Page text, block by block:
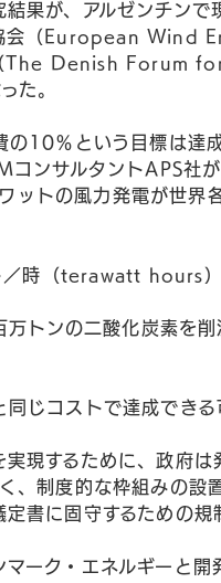
果が、アルゼンチン
会（European Wind
（The Denish Forum
た。
の10％という目標は達
ンサルタントAPS社
トの風力発電が世界
時（terawatt hours）
トンの二酸化炭素を
同じコストで達成でき
現するために、政府
制度的な枠組みの設
書に固守するための規
ーク・エネルギーと開